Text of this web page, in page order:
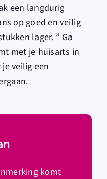
een langdurig
op goed en veilig
lager. ” Ga
met je huisarts in
veilig een
komt